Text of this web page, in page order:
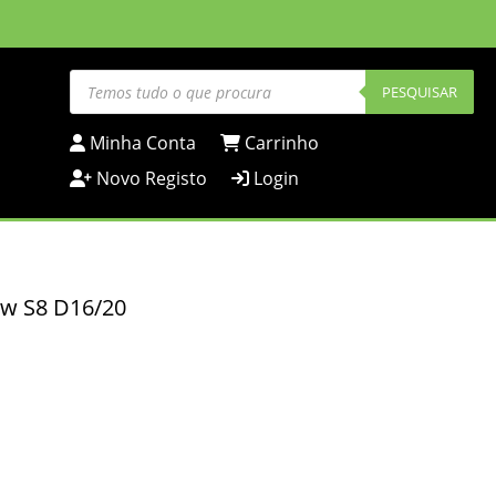
Products
search PESQUISAR
Minha Conta
Carrinho
Novo Registo
Login
S8 D16/20